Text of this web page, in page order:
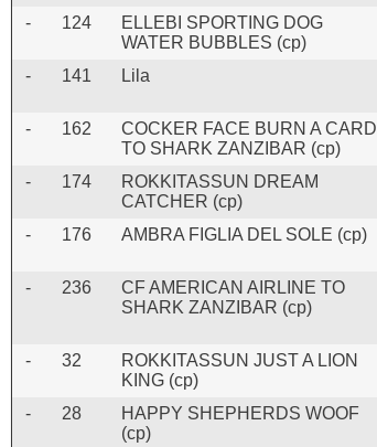
- 124
ELLEBI SPORTING DOG
WATER BUBBLES (cp)
- 141 Lila
- 162
COCKER FACE BURN A CARD
TO SHARK ZANZIBAR (cp)
- 174
ROKKITASSUN DREAM
CATCHER (cp)
- 176 AMBRA FIGLIA DEL SOLE (cp)
- 236
CF AMERICAN AIRLINE TO
SHARK ZANZIBAR (cp)
- 32
ROKKITASSUN JUST A LION
KING (cp)
- 28
HAPPY SHEPHERDS WOOF
(cp)